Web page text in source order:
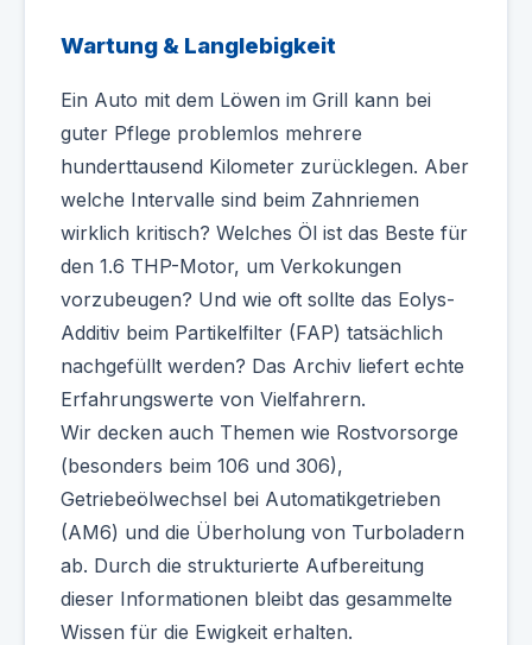
Wartung & Langlebigkeit
Ein Auto mit dem Löwen im Grill kann bei
guter Pflege problemlos mehrere
hunderttausend Kilometer zurücklegen. Aber
welche Intervalle sind beim Zahnriemen
wirklich kritisch? Welches Öl ist das Beste für
den 1.6 THP-Motor, um Verkokungen
vorzubeugen? Und wie oft sollte das Eolys-
Additiv beim Partikelfilter (FAP) tatsächlich
nachgefüllt werden? Das Archiv liefert echte
Erfahrungswerte von Vielfahrern.
Wir decken auch Themen wie Rostvorsorge
(besonders beim 106 und 306),
Getriebeölwechsel bei Automatikgetrieben
(AM6) und die Überholung von Turboladern
ab. Durch die strukturierte Aufbereitung
dieser Informationen bleibt das gesammelte
Wissen für die Ewigkeit erhalten.